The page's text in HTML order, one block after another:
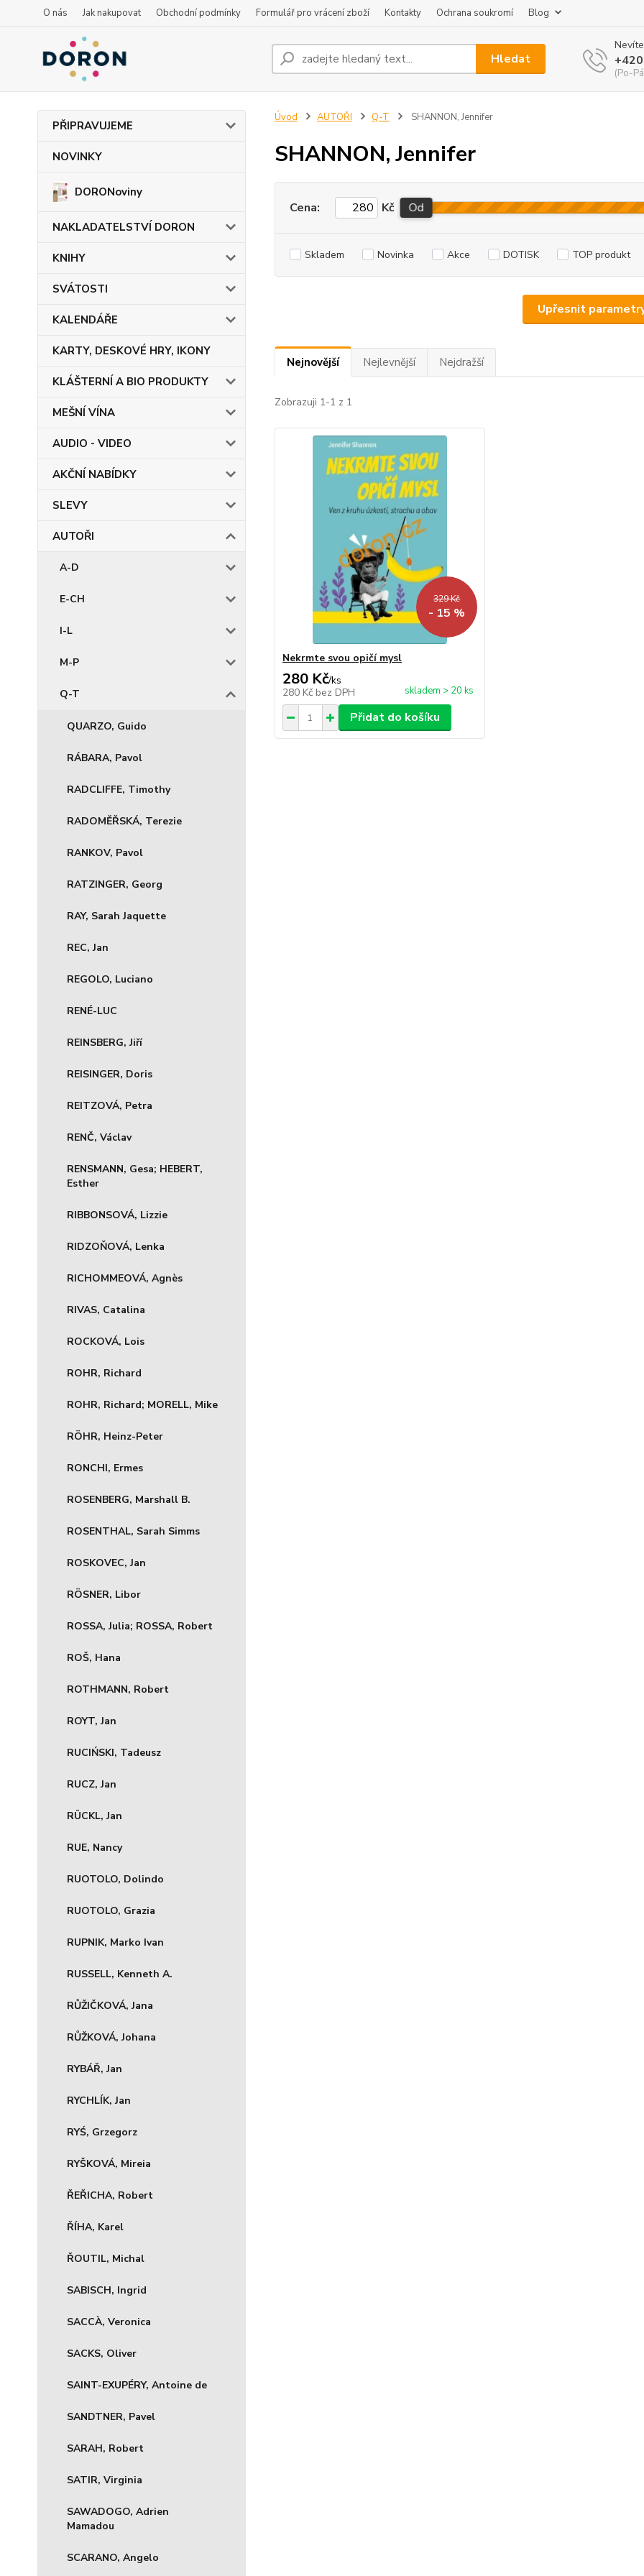
O nás Jak nakupovat Obchodní podmínky Formulář pro vrácení zboží Kontakty Ochrana soukromí Blog
Hledat
(Po-
PŘIPRAVUJEME
NOVINKY
DORONoviny
NAKLADATELSTVÍ DORON
KNIHY
SVÁTOSTI
KALENDÁŘE
KARTY, DESKOVÉ HRY, IKONY
KLÁŠTERNÍ A BIO PRODUKTY
MEŠNÍ VÍNA
AUDIO - VIDEO
AKČNÍ NABÍDKY
SLEVY
AUTOŘI
A-D
E-CH
I-L
M-P
Q-T
QUARZO, Guido
RÁBARA, Pavol
RADCLIFFE, Timothy
RADOMĚŘSKÁ, Terezie
RANKOV, Pavol
RATZINGER, Georg
RAY, Sarah Jaquette
REC, Jan
REGOLO, Luciano
RENÉ-LUC
REINSBERG, Jiří
REISINGER, Doris
REITZOVÁ, Petra
RENČ, Václav
RENSMANN, Gesa; HEBERT,
Esther
RIBBONSOVÁ, Lizzie
RIDZOŇOVÁ, Lenka
RICHOMMEOVÁ, Agnès
RIVAS, Catalina
ROCKOVÁ, Lois
ROHR, Richard
ROHR, Richard; MORELL, Mike
RÖHR, Heinz-Peter
RONCHI, Ermes
ROSENBERG, Marshall B.
ROSENTHAL, Sarah Simms
ROSKOVEC, Jan
RÖSNER, Libor
ROSSA, Julia; ROSSA, Robert
ROŠ, Hana
ROTHMANN, Robert
ROYT, Jan
RUCIŃSKI, Tadeusz
RUCZ, Jan
RÜCKL, Jan
RUE, Nancy
RUOTOLO, Dolindo
RUOTOLO, Grazia
RUPNIK, Marko Ivan
RUSSELL, Kenneth A.
RŮŽIČKOVÁ, Jana
RŮŽKOVÁ, Johana
RYBÁŘ, Jan
RYCHLÍK, Jan
RYŚ, Grzegorz
RYŠKOVÁ, Mireia
ŘEŘICHA, Robert
ŘÍHA, Karel
ŘOUTIL, Michal
SABISCH, Ingrid
SACCÀ, Veronica
SACKS, Oliver
SAINT-EXUPÉRY, Antoine de
SANDTNER, Pavel
SARAH, Robert
SATIR, Virginia
SAWADOGO, Adrien
Mamadou
SCARANO, Angelo
Úvod AUTOŘI Q-T SHANNON, Jennifer
SHANNON, Jennifer
Upřesnit
Cena: Kč Od
Skladem Novinka Akce DOTISK TOP produkt
Nejnovější Nejlevnější Nejdražší
Zobrazuji 1-1 z 1
329 Kč
- 15 %
Nekrmte svou opičí mysl
280 Kč/ks
280 Kč bez DPH skladem > 20 ks
Přidat do košíku